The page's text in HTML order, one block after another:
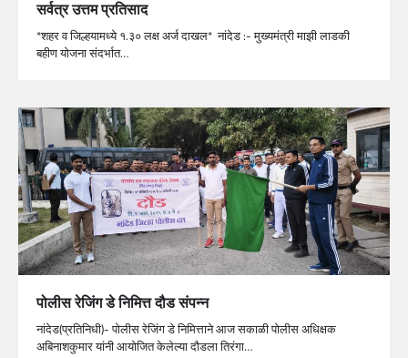
सर्वत्र उत्तम प्रतिसाद
*शहर व जिल्हयामध्ये १.३० लक्ष अर्ज दाखल* नांदेड :- मुख्यमंत्री माझी लाडकी
बहीण योजना संदर्भात…
पोलीस रेजिंग डे निमित्त दौड संपन्न
नांदेड(प्रतिनिधी)- पोलीस रेजिंग डे निमित्ताने आज सकाळी पोलीस अधिक्षक
अबिनाशकुमार यांनी आयोजित केलेल्या दौडला तिरंगा…